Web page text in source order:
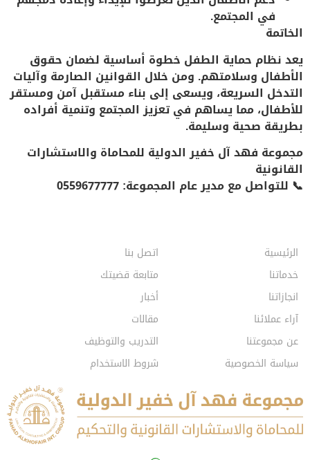
في المجتمع.
الخاتمة
يعدنظام حماية الطفل خطوة أساسية لضمان حقوق
الأطفال وسلامتهم. ومن خلال القوانين الصارمة وآليات
التدخل السريعة، ويسعى إلى بناء مستقبل آمن ومستقر
للأطفال، مما يساهم في تعزيز المجتمع وتنمية أفراده
بطريقة صحية وسليمة.
مجموعة فهد آل خفير الدولية للمحاماة والاستشارات
القانونية
📞 للتواصل مع مدير عام المجموعة: 0559677777
الرئيسية
خدماتنا
انجازاتنا
آراء عملائنا
عن مجموعتنا
سياسة الخصوصية
اتصل بنا
متابعة قضيتك
أخبار
مقالات
التدريب والتوظيف
شروط الاستخدام